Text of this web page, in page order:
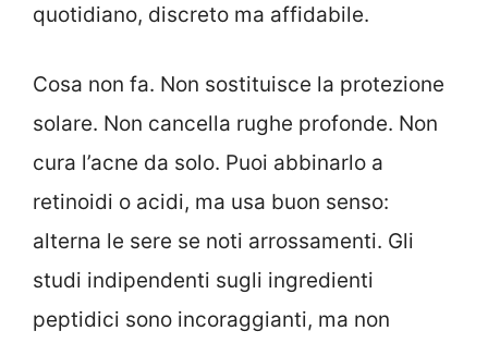
quotidiano, discreto ma affidabile.
Cosa non fa. Non sostituisce la protezione
solare. Non cancella rughe profonde. Non
cura l’acne da solo. Puoi abbinarlo a
retinoidi o acidi, ma usa buon senso:
alterna le sere se noti arrossamenti. Gli
studi indipendenti sugli ingredienti
peptidici sono incoraggianti, ma non